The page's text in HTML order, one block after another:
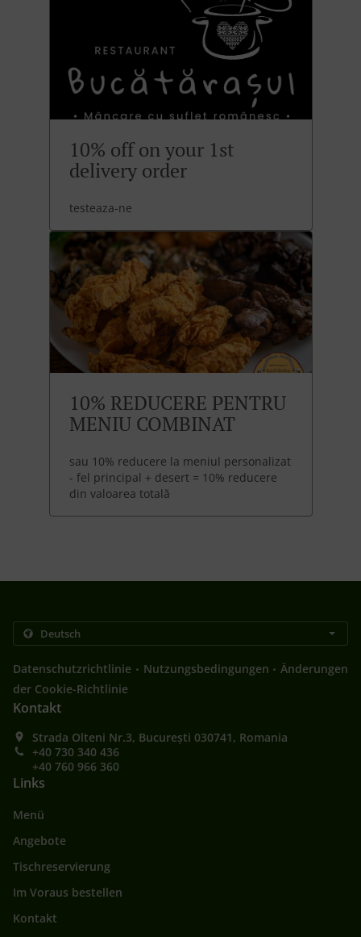
10% off on your 1st
delivery order
testeaza-ne
10% REDUCERE PENTRU
MENIU COMBINAT
sau 10% reducere la meniul personalizat
- fel principal + desert = 10% reducere
din valoarea totală
Datenschutzrichtlinie . Nutzungsbedingungen . Änderungen
der Cookie-Richtlinie
Kontakt
Strada Olteni Nr.3, București 030741, Romania
+40 730 340 436
+40 760 966 360
Links
Menü
Angebote
Tischreservierung
Im Voraus bestellen
Kontakt